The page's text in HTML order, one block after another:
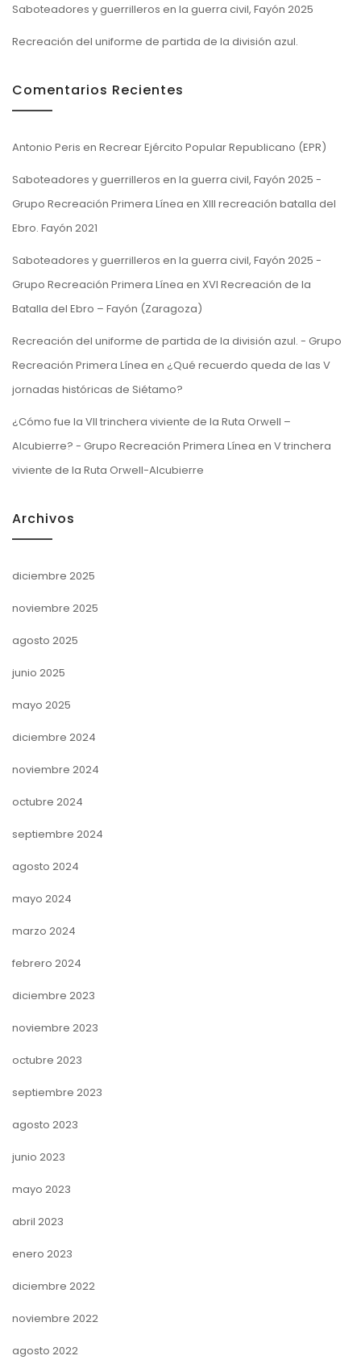
Saboteadores y guerrilleros en la guerra civil, Fayón 2025
Recreación del uniforme de partida de la división azul.
Comentarios Recientes
Antonio Peris en Recrear Ejército Popular Republicano (EPR)
Saboteadores y guerrilleros en la guerra civil, Fayón 2025 -
Grupo Recreación Primera Línea en XIII recreación batalla del
Ebro. Fayón 2021
Saboteadores y guerrilleros en la guerra civil, Fayón 2025 -
Grupo Recreación Primera Línea en XVI Recreación de la
Batalla del Ebro – Fayón (Zaragoza)
Recreación del uniforme de partida de la división azul. - Grupo
Recreación Primera Línea en ¿Qué recuerdo queda de las V
jornadas históricas de Siétamo?
¿Cómo fue la VII trinchera viviente de la Ruta Orwell –
Alcubierre? - Grupo Recreación Primera Línea en V trinchera
viviente de la Ruta Orwell-Alcubierre
Archivos
diciembre 2025
noviembre 2025
agosto 2025
junio 2025
mayo 2025
diciembre 2024
noviembre 2024
octubre 2024
septiembre 2024
agosto 2024
mayo 2024
marzo 2024
febrero 2024
diciembre 2023
noviembre 2023
octubre 2023
septiembre 2023
agosto 2023
junio 2023
mayo 2023
abril 2023
enero 2023
diciembre 2022
noviembre 2022
agosto 2022